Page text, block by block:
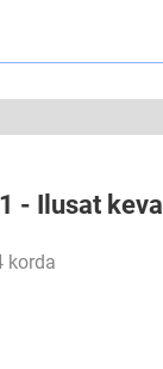
- Ilusat
korda